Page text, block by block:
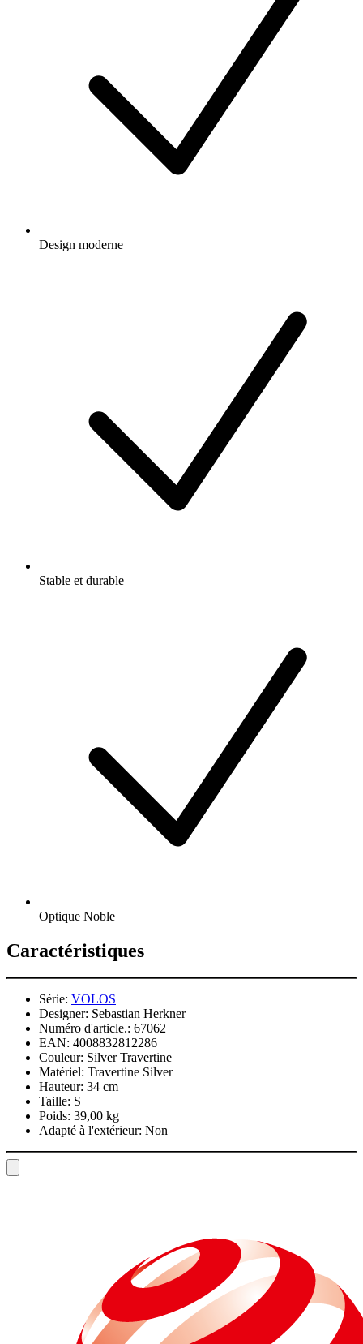
Design moderne
Stable et durable
Optique Noble
Caractéristiques
Série: VOLOS
Designer: Sebastian Herkner
Numéro d'article.: 67062
EAN: 4008832812286
Couleur: Silver Travertine
Matériel: Travertine Silver
Hauteur: 34 cm
Taille: S
Poids: 39,00 kg
Adapté à l'extérieur: Non